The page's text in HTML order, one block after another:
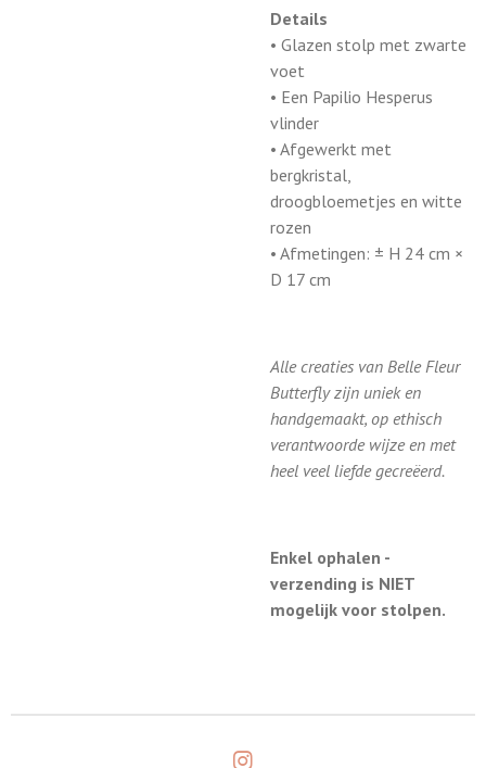
Details
• Glazen stolp met zwarte
voet
• Een Papilio Hesperus
vlinder
• Afgewerkt met
bergkristal,
droogbloemetjes en witte
rozen
• Afmetingen: ± H 24 cm ×
D 17 cm
Alle creaties van Belle Fleur
Butterfly zijn uniek en
handgemaakt, op ethisch
verantwoorde wijze en met
heel veel liefde gecreëerd.
Enkel ophalen -
verzending is NIET
mogelijk voor stolpen.